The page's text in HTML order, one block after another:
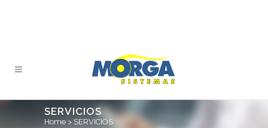
SERVICIOS
Home > SERVICIOS